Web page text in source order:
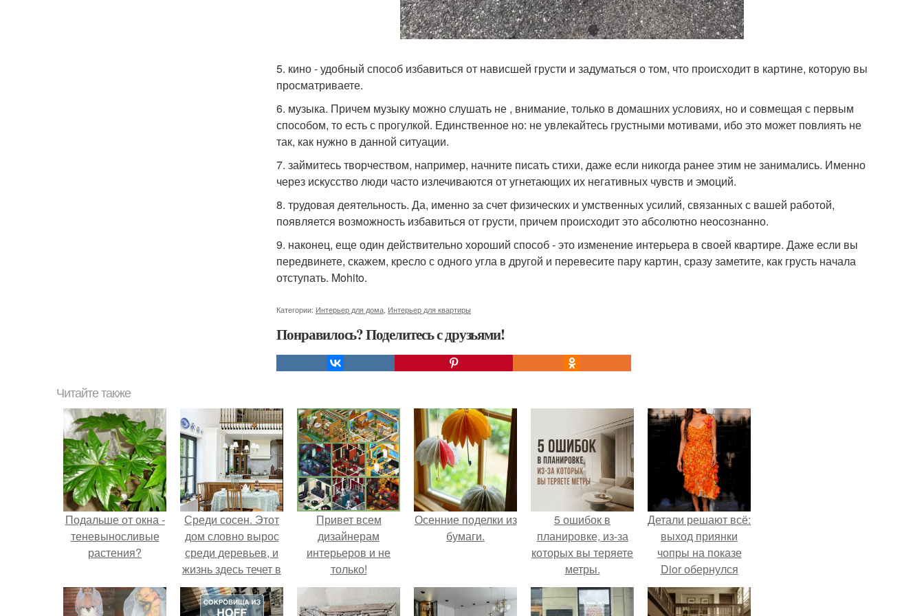
5. кино - удобный способ избавиться от нависшей грусти и задуматься о том, что происходит в картине, которую вы
просматриваете.
6. музыка. Причем музыку можно слушать не , внимание, только в домашних условиях, но и совмещая с первым
способом, то есть с прогулкой. Единственное но: не увлекайтесь грустными мотивами, ибо это может повлиять не
так, как нужно в данной ситуации.
7. займитесь творчеством, например, начните писать стихи, даже если никогда ранее этим не занимались. Именно
через искусство люди часто излечиваются от угнетающих их негативных чувств и эмоций.
8. трудовая деятельность. Да, именно за счет физических и умственных усилий, связанных с вашей работой,
появляется возможность избавиться от грусти, причем происходит это абсолютно неосознанно.
9. наконец, еще один действительно хороший способ - это изменение интерьера в своей квартире. Даже если вы
передвинете, скажем, кресло с одного угла в другой и перевесите пару картин, сразу заметите, как грусть начала
отступать. Mohito.
Категории: Интерьер для дома Интерьер для квартиры
Понравилось? Поделитесь с друзьями!
Читайте также
Подальше от окна -
теневыносливые
растения?
Среди сосен. Этот
дом словно вырос
среди деревьев, и
жизнь здесь течет в
собственном ритме
- спокойно, без
Привет всем
дизайнерам
интерьеров и не
только!
Осенние поделки из
бумаги.
5 ошибок в
планировке, из-за
которых вы теряете
метры.
Детали решают всё:
выход приянки
чопры на показе
Dior обернулся
шквалом критики
из-за небрежного